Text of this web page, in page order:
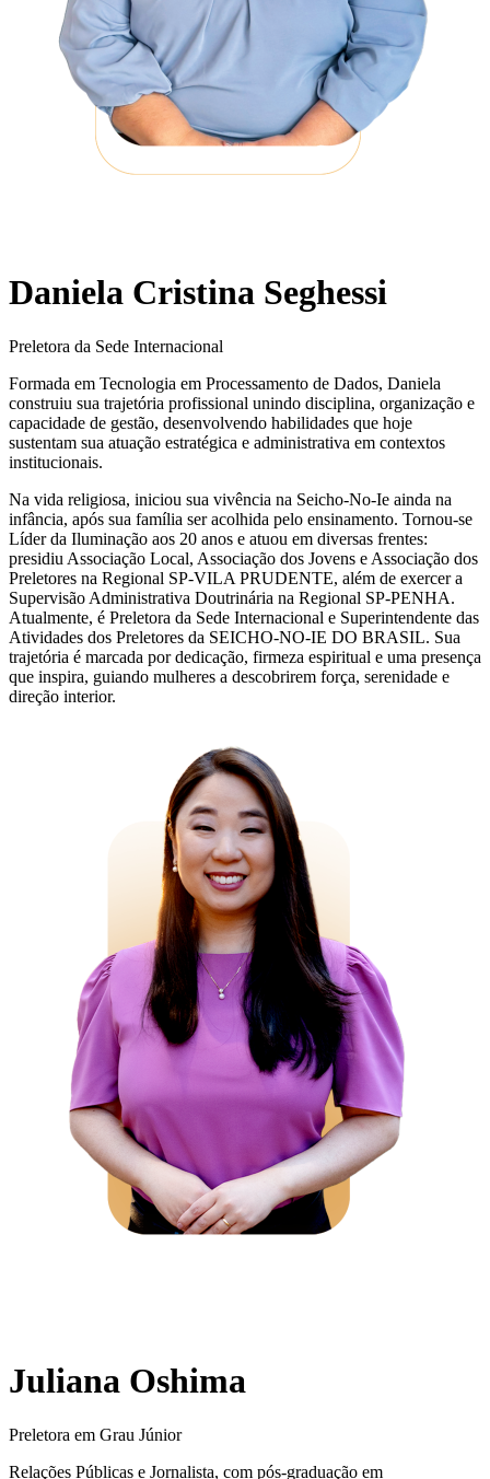
Daniela Cristina Seghessi
Preletora da Sede Internacional
Formada em Tecnologia em Processamento de Dados, Daniela
construiu sua trajetória profissional unindo disciplina, organização e
capacidade de gestão, desenvolvendo habilidades que hoje
sustentam sua atuação estratégica e administrativa em contextos
institucionais.
Na vida religiosa, iniciou sua vivência na Seicho-No-Ie ainda na
infância, após sua família ser acolhida pelo ensinamento. Tornou-se
Líder da Iluminação aos 20 anos e atuou em diversas frentes:
presidiu Associação Local, Associação dos Jovens e Associação dos
Preletores na Regional SP-VILA PRUDENTE, além de exercer a
Supervisão Administrativa Doutrinária na Regional SP-PENHA.
Atualmente, é Preletora da Sede Internacional e Superintendente das
Atividades dos Preletores da SEICHO-NO-IE DO BRASIL. Sua
trajetória é marcada por dedicação, firmeza espiritual e uma presença
que inspira, guiando mulheres a descobrirem força, serenidade e
direção interior.
Juliana Oshima
Preletora em Grau Júnior
Relações Públicas e Jornalista, com pós-graduação em